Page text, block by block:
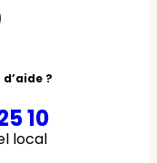
?
10
local